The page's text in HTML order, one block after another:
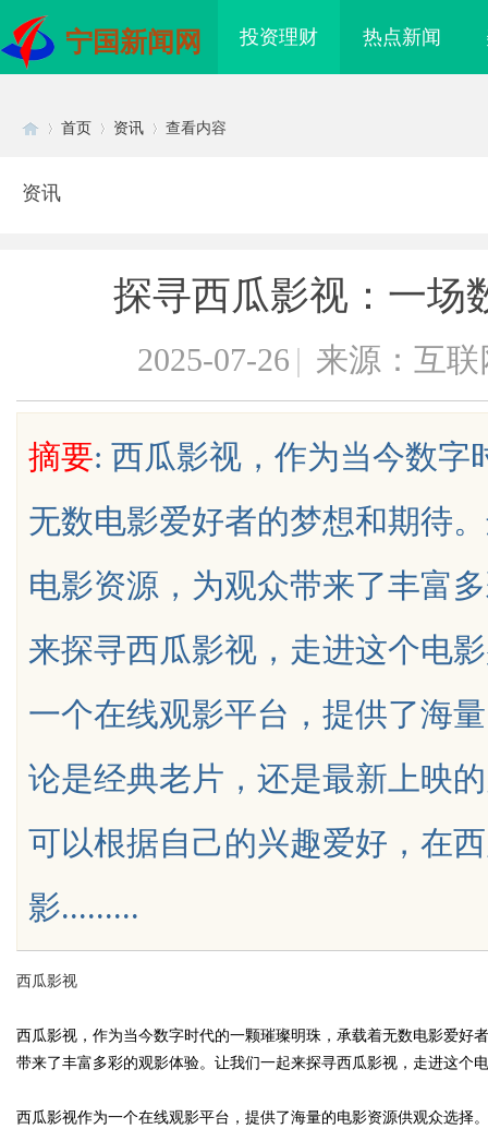
宁国新闻网 投资理财 热点新闻
uz
首页 资讯 查看内容
资讯
探寻西瓜影视：一场
2025-07-26 | 来源：互联
摘要: 西瓜影视，作为当今数字
无数电影爱好者的梦想和期待
电影资源，为观众带来了丰富
来探寻西瓜影视，走进这个电
一个在线观影平台，提供了海
论是经典老片，还是最新上映
可以根据自己的兴趣爱好，在
影.........
西瓜影视
西瓜影视，作为当今数字时代的一颗璀璨明珠，承载着无数电影爱好
带来了丰富多彩的观影体验。让我们一起来探寻西瓜影视，走进这个
西瓜影视作为一个在线观影平台，提供了海量的电影资源供观众选择
解难题 境雷区的安全垫